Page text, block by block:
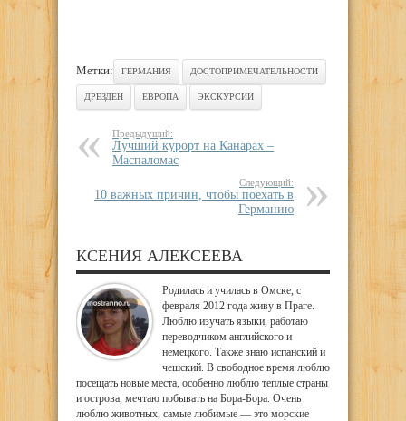
Метки: ГЕРМАНИЯ ДОСТОПРИМЕЧАТЕЛЬНОСТИ
ДРЕЗДЕН ЕВРОПА ЭКСКУРСИИ
Предыдущий:
Лучший курорт на Канарах –
Маспаломас
Следующий:
10 важных причин, чтобы поехать в
Германию
КСЕНИЯ АЛЕКСЕЕВА
Родилась и училась в Омске, с
февраля 2012 года живу в Праге.
Люблю изучать языки, работаю
переводчиком английского и
немецкого. Также знаю испанский и
чешский. В свободное время люблю
посещать новые места, особенно люблю теплые страны
и острова, мечтаю побывать на Бора-Бора. Очень
люблю животных, самые любимые — это морские